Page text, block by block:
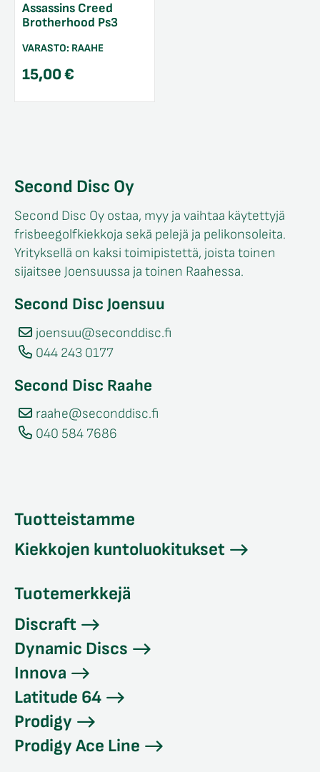
Assassins Creed
Brotherhood Ps3
VARASTO: RAAHE
15,00€
Second Disc Oy
Second Disc Oy ostaa, myy ja vaihtaa käytettyjä
frisbeegolfkiekkoja sekä pelejä ja pelikonsoleita.
Yrityksellä on kaksi toimipistettä, joista toinen
sijaitsee Joensuussa ja toinen Raahessa.
Second Disc Joensuu
joensuu@seconddisc.fi
044 243 0177
Second Disc Raahe
raahe@seconddisc.fi
040 584 7686
Tuotteistamme
Kiekkojen kuntoluokitukset
Tuotemerkkejä
Discraft
Dynamic Discs
Innova
Latitude 64
Prodigy
Prodigy Ace Line